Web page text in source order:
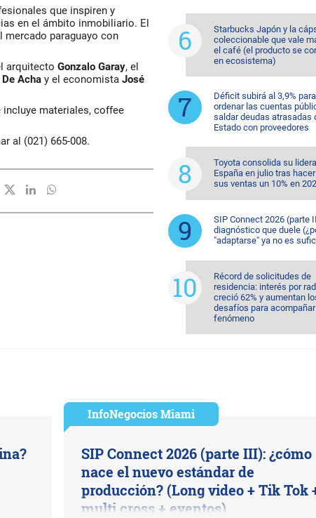
que inspiren y
en el ámbito inmobiliario. El
paraguayo con
arquitecto Gonzalo Garay, el
Acha y el economista José
incluye materiales, coffee
al (021) 665-008.
Starbucks Japón y la
coleccionable que vale
el café (el producto se
en ecosistema)
Déficit subirá al 3,9% para
ordenar las cuentas
saldar deudas atrasadas
Estado con proveedores
Toyota consolida su
España en julio tras
sus ventas un 10% en
SIP Connect 2026 (parte
diagnóstico que duele
"adaptarse" ya no es
Récord de solicitudes de
residencia: interés por
creció 62% y aumentan
desafíos para
fenómeno
InfoNegocios Miami
SIP Connect 2026 (parte III): ¿cómo
nace el nuevo estándar de
producción? (Long video + Tik Tok
multi cross + eventos)